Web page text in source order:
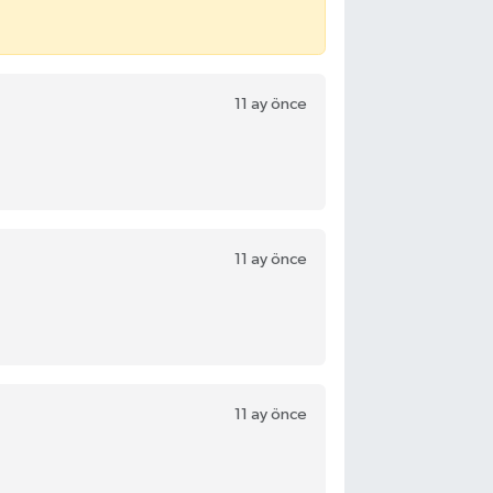
11 ay önce
11 ay önce
11 ay önce